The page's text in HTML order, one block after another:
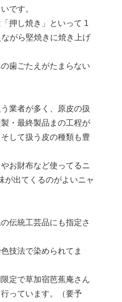
です。
押し焼き」といって 1
がら堅焼きに焼き上げ
歯ごたえがたまらない
業者が多く、原皮の扱
・最終製品まの工程が
して扱う皮の種類も豊
お財布など使ってるニ
が出てくるのがよいニャ
伝統工芸品にも指定さ
技法で染められてま
定で草加宿芭蕉庵さん
っています。（要予